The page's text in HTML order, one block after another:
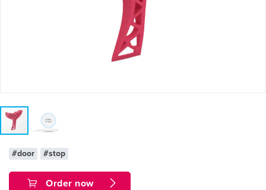
#door #stop
Order now